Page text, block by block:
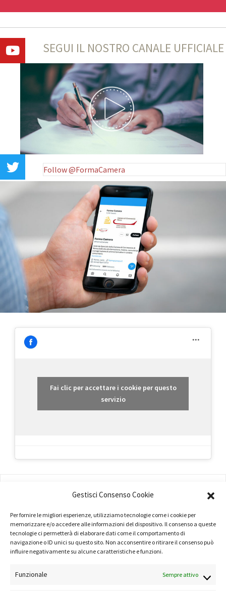
Gestisci Consenso Cookie
Per fornire le migliori esperienze, utilizziamo tecnologie come i cookie per
memorizzare e/o accedere alle informazioni del dispositivo. Il consenso a queste
tecnologie ci permetterà di elaborare dati come il comportamento di
navigazione o ID unici su questo sito. Non acconsentire o ritirare il consenso può
influire negativamente su alcune caratteristiche e funzioni.
Funzionale Sempre attivo
SEGUI IL NOSTRO CANALE UFFICIALE
Follow @FormaCamera
Fai clic per accettare i cookie per questo
servizio
TERMINI E CONDIZIONI
PRIVACY POLICY